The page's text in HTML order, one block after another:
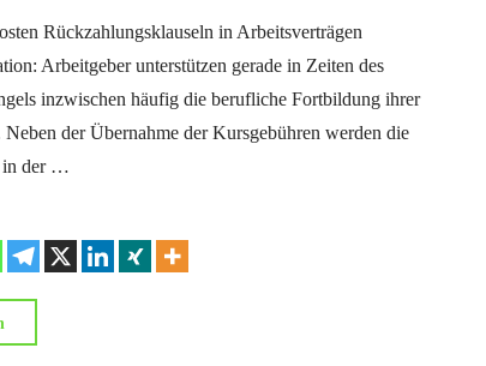
Rückzahlungsklauseln in Arbeitsverträgen
Arbeitgeber unterstützen gerade in Zeiten des
inzwischen häufig die berufliche Fortbildung ihrer
Neben der Übernahme der Kursgebühren werden die
in der …